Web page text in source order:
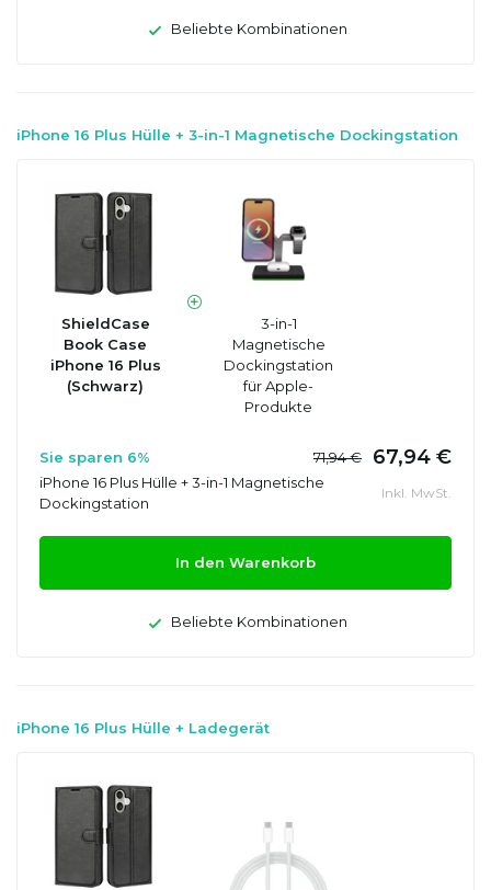
Beliebte Kombinationen
iPhone 16 Plus Hülle + 3-in-1 Magnetische Dockingstation
ShieldCase
Book Case
iPhone 16 Plus
(Schwarz)
3-in-1
Magnetische
Dockingstation
für Apple-
Produkte
Sie sparen 6% 71,94 € 67,94 €
iPhone 16 Plus Hülle + 3-in-1 Magnetische
Dockingstation
Inkl. MwSt.
In den Warenkorb
Beliebte Kombinationen
iPhone 16 Plus Hülle + Ladegerät